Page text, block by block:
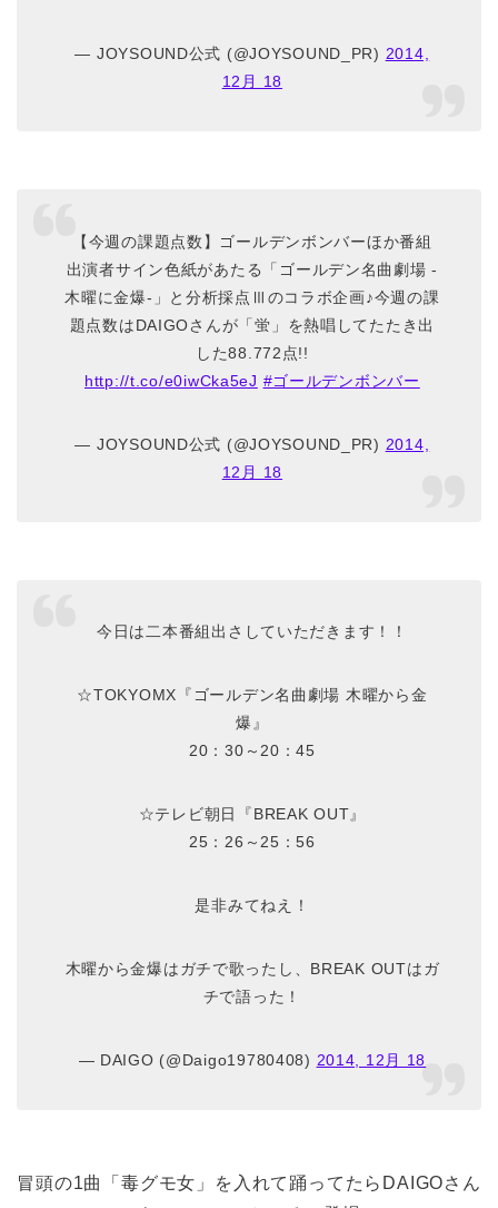
— JOYSOUND公式 (@JOYSOUND_PR) 2014,
12月 18
【今週の課題点数】ゴールデンボンバーほか番組
出演者サイン色紙があたる「ゴールデン名曲劇場 -
木曜に金爆-」と分析採点Ⅲのコラボ企画♪今週の課
題点数はDAIGOさんが「蛍」を熱唱してたたき出
した88.772点!!
http://t.co/e0iwCka5eJ #ゴールデンボンバー
— JOYSOUND公式 (@JOYSOUND_PR) 2014,
12月 18
今日は二本番組出さしていただきます！！
☆TOKYOMX『ゴールデン名曲劇場 木曜から金
爆』
20：30～20：45
☆テレビ朝日『BREAK OUT』
25：26～25：56
是非みてねえ！
木曜から金爆はガチで歌ったし、BREAK OUTはガ
チで語った！
— DAIGO (@Daigo19780408) 2014, 12月 18
冒頭の1曲「毒グモ女」を入れて踊ってたらDAIGOさん